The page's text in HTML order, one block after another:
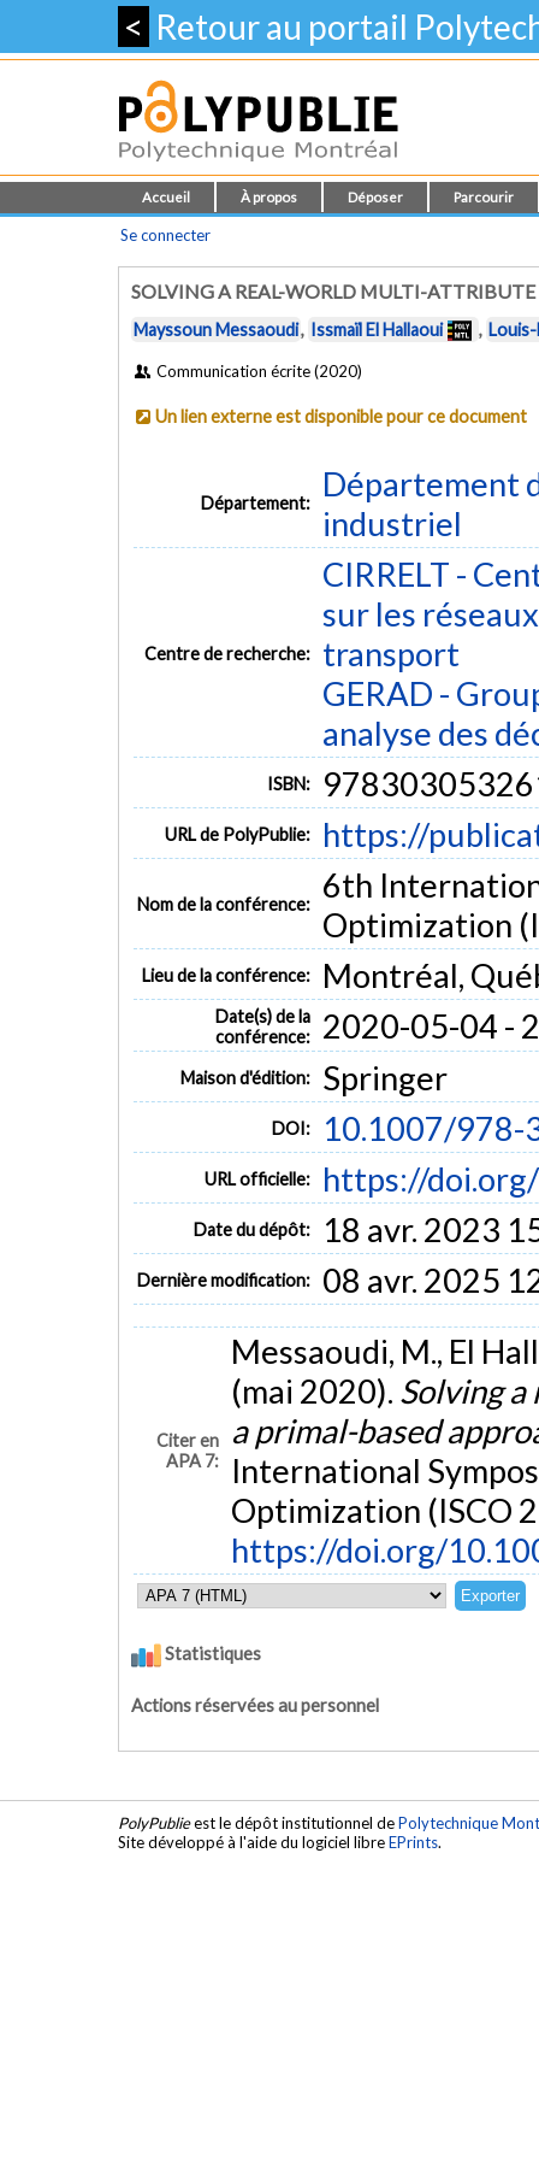
< Retour au portail
Accueil À propos Déposer Parcourir
Se connecter
SOLVING A REAL-WORLD MULTI-
Mayssoun Messaoudi, Issmaïl El Hallaoui ,
Communication écrite (2020)
Un lien externe est disponible pour ce document
Département:
Département
industriel
Centre de recherche:
CIRRELT -
sur les
transport
GERAD -
analyse des
ISBN:
URL de PolyPublie: https://
Nom de la conférence:
6th
Optimization
Lieu de la conférence: Montréal,
Date(s) de la
conférence:
2020-05-04 -
Maison d'édition: Springer
DOI: 10.1007/978-
URL officielle: https://
Date du dépôt: 18 avr. 2023
Dernière modification: 08 avr. 2025
Citer en
APA 7:
Messaoudi, M., El
(mai 2020). Solving
a primal-based
International
Optimization (ISCO
https://doi.org/
Statistiques
Actions réservées au personnel
PolyPublieest le dépôt institutionnel dePolytechnique
Site développé à l'aide du logiciel libreEPrints.